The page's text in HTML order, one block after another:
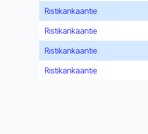
Ristikankaantie
Ristikankaantie
Ristikankaantie
Ristikankaantie